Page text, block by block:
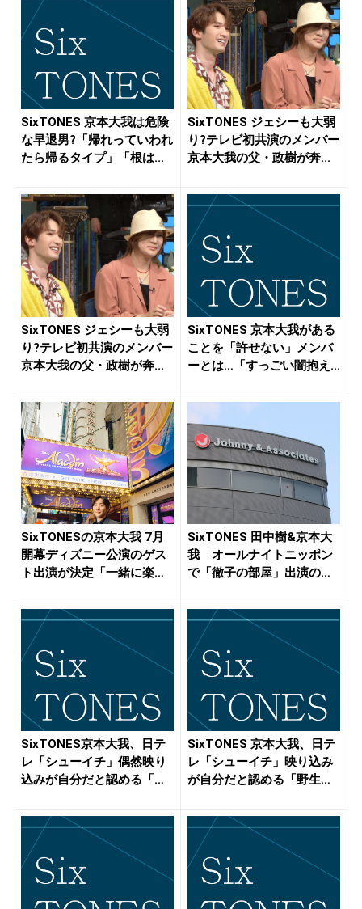
SixTONES 京本大我は危険
な早退男?「帰れっていわれ
たら帰るタイプ」「根は...
SixTONES ジェシーも大弱
り?テレビ初共演のメンバー
京本大我の父・政樹が奔...
SixTONES ジェシーも大弱
り?テレビ初共演のメンバー
京本大我の父・政樹が奔...
SixTONES 京本大我がある
ことを「許せない」メンバ
ーとは…「すっごい闇抱え...
SixTONESの京本大我 7月
開幕ディズニー公演のゲス
ト出演が決定「一緒に楽
SixTONES 田中樹&京本大
我 オールナイトニッポン
で「徹子の部屋」出演の
SixTONES京本大我、日テ
レ「シューイチ」偶然映り
込みが自分だと認める「野
SixTONES 京本大我、日テ
レ「シューイチ」映り込み
が自分だと認める「野生